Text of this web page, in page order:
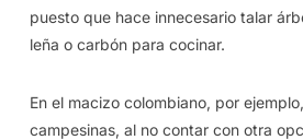
puesto que hace innecesario talar
leña o carbón para cocinar.
En el macizo colombiano, por
campesinas, al no contar con otra